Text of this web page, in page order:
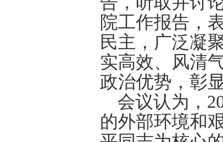
院工作报告，
民主，广泛凝
实高效、风清
政治优势，彰
会议认为，
的外部环境和